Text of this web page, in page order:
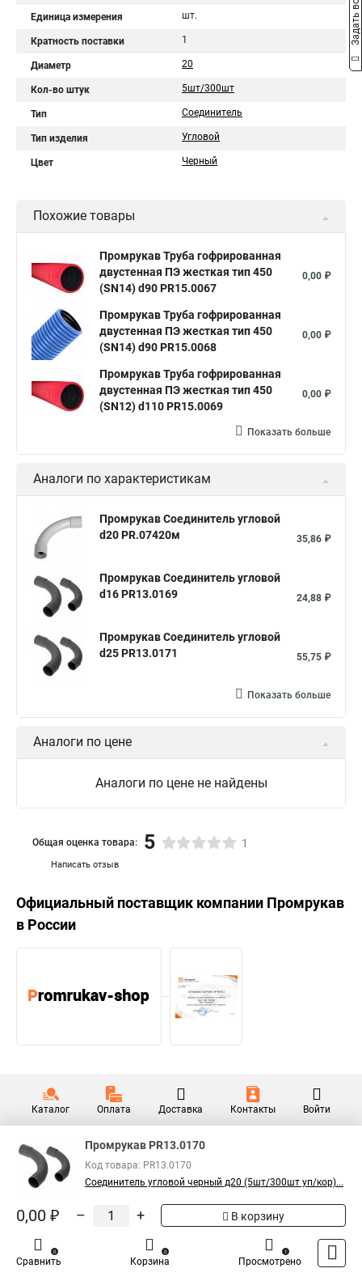
Единица измерения шт.
Кратность поставки 1
Диаметр 20
Кол-во штук 5шт/300шт
Тип Соединитель
Тип изделия Угловой
Цвет Черный
Похожие товары
Промрукав Труба гофрированная
двустенная ПЭ жесткая тип 450
(SN14) d90 PR15.0067
0,00 ₽
Промрукав Труба гофрированная
двустенная ПЭ жесткая тип 450
(SN14) d90 PR15.0068
0,00 ₽
Промрукав Труба гофрированная
двустенная ПЭ жесткая тип 450
(SN12) d110 PR15.0069
0,00 ₽
Показать больше
Аналоги по характеристикам
Промрукав Соединитель угловой
d20 PR.07420м
35,86 ₽
Промрукав Соединитель угловой
d16 PR13.0169
24,88 ₽
Промрукав Соединитель угловой
d25 PR13.0171
55,75 ₽
Показать больше
Аналоги по цене
Аналоги по цене не найдены
Написать отзыв
Общая оценка товара: 5 1
Официальный поставщик компании Промрукав
в России
Каталог Оплата Доставка Контакты Войти
Промрукав PR13.0170
Код товара: PR13.0170
Соединитель угловой черный д20 (5шт/300шт уп/кор)...
0,00 ₽ – + В корзину
Сравнить
0
Корзина
0
Просмотрено
1